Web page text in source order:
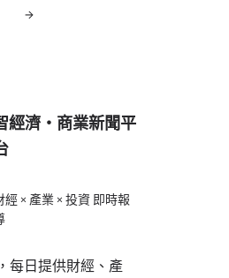
→
經濟・商業新聞平
經 × 產業 × 投資 即時報
每日提供財經、產